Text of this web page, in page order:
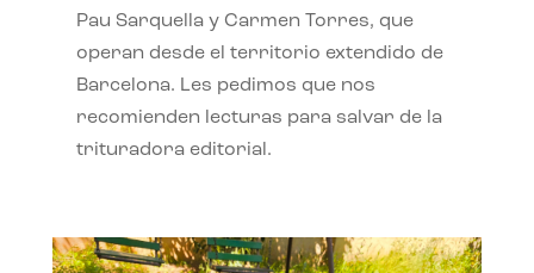
Pau Sarquella y Carmen Torres, que
operan desde el territorio extendido de
Barcelona. Les pedimos que nos
recomienden lecturas para salvar de la
trituradora editorial.